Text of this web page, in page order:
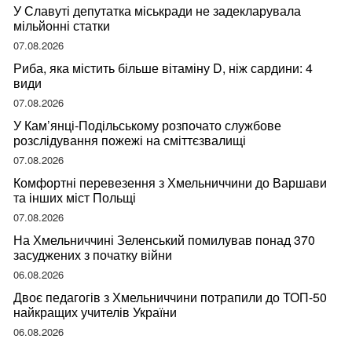
У Славуті депутатка міськради не задекларувала
мільйонні статки
07.08.2026
Риба, яка містить більше вітаміну D, ніж сардини: 4
види
07.08.2026
У Кам’янці-Подільському розпочато службове
розслідування пожежі на сміттєзвалищі
07.08.2026
Комфортні перевезення з Хмельниччини до Варшави
та інших міст Польщі
07.08.2026
На Хмельниччині Зеленський помилував понад 370
засуджених з початку війни
06.08.2026
Двоє педагогів з Хмельниччини потрапили до ТОП-50
найкращих учителів України
06.08.2026